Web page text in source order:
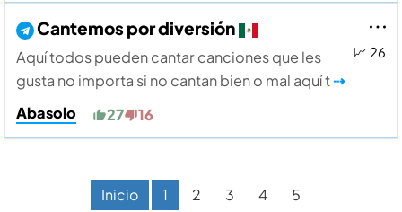
📈 26
Cantemos por diversión
Aquí todos pueden cantar canciones que les
gusta no importa si no cantan bien o mal aquí t⇢
Abasolo
27 16
Inicio 1 2 3 4 5